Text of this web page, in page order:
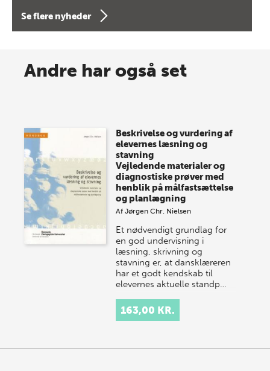
forfatterne bag vores nyes…
Spar op til 70% til sommer-
onsdag den 10. j…
Se flere nyheder
Andre har også set
Beskrivelse og vurdering af
elevernes læsning og
stavning
Vejledende materialer og
diagnostiske prøver med
henblik på målfastsættelse
og planlægning
AfJørgen Chr. Nielsen
Et nødvendigt grundlag for
en god undervisning i
læsning, skrivning og
stavning er, at dansklæreren
har et godt kendskab til
elevernes aktuelle standp…
163,00 KR.